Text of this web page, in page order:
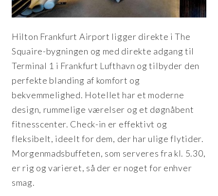
Hilton Frankfurt Airport ligger direkte i The
Squaire-bygningen og med direkte adgang til
Terminal 1 i Frankfurt Lufthavn og tilbyder den
perfekte blanding af komfort og
bekvemmelighed. Hotellet har et moderne
design, rummelige værelser og et døgnåbent
fitnesscenter. Check-in er effektivt og
fleksibelt, ideelt for dem, der har ulige flytider.
Morgenmadsbuffeten, som serveres fra kl. 5.30,
er rig og varieret, så der er noget for enhver
smag.